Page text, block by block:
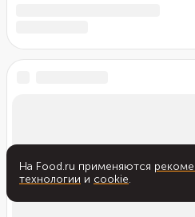
На Food.ru применяются
технологии и cookie.